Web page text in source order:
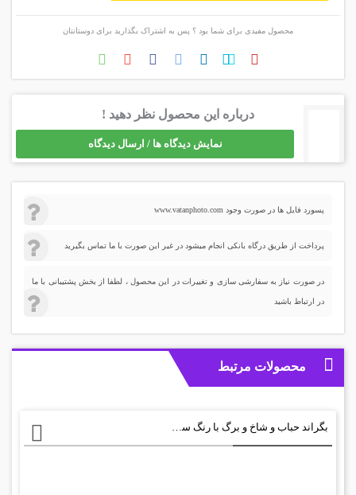
محصول مفیدی برای شما بود ؟ پس به اشتراک بگذارید برای دوستانتان
درباره این محصول نظر دهید !
نمایش دیدگاه ها / ارسال دیدگاه
پسورد فایل ها در صورت وجود www.vatanphoto.com
پرداخت از طریق درگاه بانکی انجام میشود در غیر این صورت با ما تماس بگیرید
در صورت نیاز به سفارشی سازی و تغییرات در این محصول ، لطفا از بخش پشتیبانی با ما
در ارتباط باشید
محصولات مرتبط